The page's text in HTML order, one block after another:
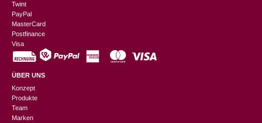
Twint
PayPal
MasterCard
Postfinance
Visa
ÜBER UNS
Konzept
Produkte
Team
Marken